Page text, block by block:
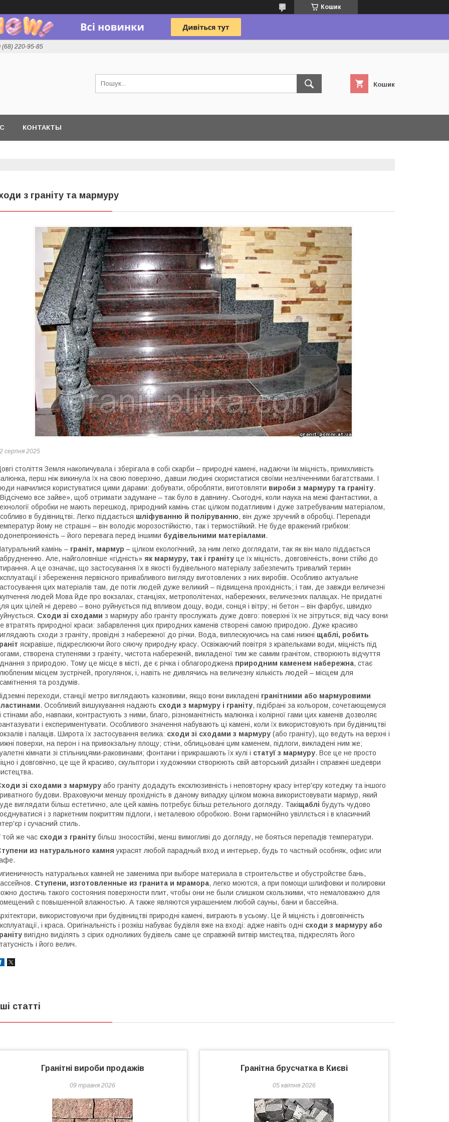
Кошик
(68) 220-95-85
Кошик
КОНТАКТЫ
з граніту та мармуру
серпня 2025
століття Земля накопичувала і зберігала в собі скарби – природні камені, надаючи їм міцність, примхливість
перш ніж викинула їх на свою поверхню, давши людині скористатися своїми незліченними багатствами. І
навчилися користуватися цими дарами: добувати, обробляти, виготовляти вироби з мармуру та граніту.
все зайве», щоб отримати задумане – так було в давнину. Сьогодні, коли наука на межі фантастики, а
обробки не мають перешкод, природний камінь стає цілком податливим і дуже затребуваним матеріалом,
в будівництві. Легко піддається шліфуванню й поліруванню, він дуже зручний в обробці. Перепади
йому не страшні – він володіє морозостійкістю, так і термостійкий. Не буде вражений грибком:
– його перевага перед іншими будівельними матеріалами.
камінь – граніт, мармур – цілком екологічний, за ним легко доглядати, так як він мало піддається
Але, найголовніше «гідність» як мармуру, так і граніту це їх міцність, довговічність, вони стійкі до
А це означає, що застосування їх в якості будівельного матеріалу забезпечить тривалий термін
і збереження первісного привабливого вигляду виготовлених з них виробів. Особливо актуальне
цих матеріалів там, де потік людей дуже великий – підвищена прохідність; і там, де завжди величезні
людей Мова йде про вокзалах, станціях, метрополітенах, набережних, величезних палацах. Не придатні
цих цілей ні дерево – воно руйнується під впливом дощу, води, сонця і вітру; ні бетон – він фарбує, швидко
Сходи зі сходами з мармуру або граніту прослужать дуже довго: поверхні їх не зітруться; від часу вони
втратять природної краси: забарвлення цих природних каменів створені самою природою. Дуже красиво
сходи з граніту, провідні з набережної до річки. Вода, виплескуючись на самі нижні щаблі, робить
яскравіше, підкреслюючи його сяючу природну красу. Освіжаючий повітря з крапельками води, міцність під
створена ступенями з граніту, чистота набережній, викладеної тим же самим гранітом, створюють відчуття
з природою. Тому це місце в місті, де є річка і облагороджена природним каменем набережна, стає
місцем зустрічей, прогулянок, і, навіть не дивлячись на величезну кількість людей – місцем для
та роздумів.
переходи, станції метро виглядають казковими, якщо вони викладені гранітними або мармуровими
. Особливий вишукування надають сходи з мармуру і граніту, підібрані за кольором, сочетающемуся
стінами або, навпаки, контрастують з ними, благо, різноманітність малюнка і колірної гами цих каменів дозволяє
і експериментувати. Особливого значення набувають ці камені, коли їх використовують при будівництві
і палаців. Широта їх застосування велика: сходи зі сходами з мармуру (або граніту), що ведуть на верхні і
поверхи, на перон і на привокзальну площу; стіни, облицьовані цим каменем, підлоги, викладені ним же;
кімнати зі стільницями-раковинами; фонтани і прикрашають їх кулі і статуї з мармуру. Все це не просто
і довговічно, це ще й красиво, скульптори і художники створюють свій авторський дизайн і справжні шедеври
зі сходами з мармуру або граніту додадуть ексклюзивність і неповторну красу інтер'єру котеджу та іншого
будови. Враховуючи меншу прохідність в даному випадку цілком можна використовувати мармур, який
виглядати більш естетично, але цей камінь потребує більш ретельного догляду. Такіщаблі будуть чудово
і з паркетним покриттям підлоги, і металевою обробкою. Вони гармонійно увіллється і в класичний
і сучасний стиль.
той же час сходи з граніту більш зносостійкі, менш вимогливі до догляду, не бояться перепадів температури.
из натурального камня украсят любой парадный вход и интерьер, будь то частный особняк, офис или
натуральных камней не заменима при выборе материала в строительстве и обустройстве бань,
Ступени, изготовленные из гранита и мрамора, легко моются, а при помощи шлифовки и полировки
достичь такого состояния поверхности плит, чтобы они не были слишком скользкими, что немаловажно для
с повышенной влажностью. А также являются украшением любой сауны, бани и бассейна.
використовуючи при будівництві природні камені, виграють в усьому. Це й міцність і довговічність
і краса. Оригінальність і розкіш набуває будівля вже на вході: адже навіть одні сходи з мармуру або
вигідно виділять з сірих одноликих будівель саме це справжній витвір мистецтва, підкреслять його
і його велич.
статті
Гранітні вироби продажів
09 травня 2026
Гранітна брусчатка в Києві
05 квітня 2026